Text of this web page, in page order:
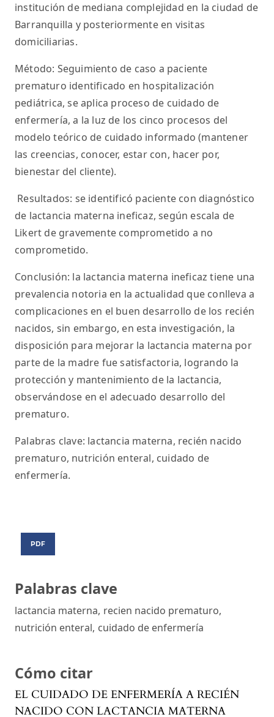
Palabras clave
lactancia materna, recien nacido prematuro,
nutrición enteral, cuidado de enfermería
Cómo citar
EL CUIDADO DE ENFERMERÍA A RECIÉN
NACIDO CON LACTANCIA MATERNA
institución de mediana complejidad en la ciudad de
Barranquilla y posteriormente en visitas
domiciliarias.
Método: Seguimiento de caso a paciente
prematuro identificado en hospitalización
pediátrica, se aplica proceso de cuidado de
enfermería, a la luz de los cinco procesos del
modelo teórico de cuidado informado (mantener
las creencias, conocer, estar con, hacer por,
bienestar del cliente).
Resultados: se identificó paciente con diagnóstico
de lactancia materna ineficaz, según escala de
Likert de gravemente comprometido a no
comprometido.
Conclusión: la lactancia materna ineficaz tiene una
prevalencia notoria en la actualidad que conlleva a
complicaciones en el buen desarrollo de los recién
nacidos, sin embargo, en esta investigación, la
disposición para mejorar la lactancia materna por
parte de la madre fue satisfactoria, logrando la
protección y mantenimiento de la lactancia,
observándose en el adecuado desarrollo del
prematuro.
Palabras clave: lactancia materna, recién nacido
prematuro, nutrición enteral, cuidado de
enfermería.
PDF